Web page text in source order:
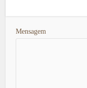
Mensagem